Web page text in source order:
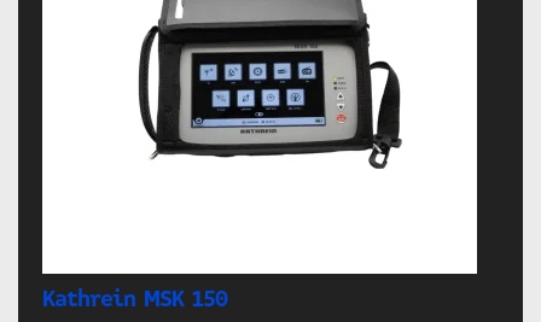
Kathrein MSK 150